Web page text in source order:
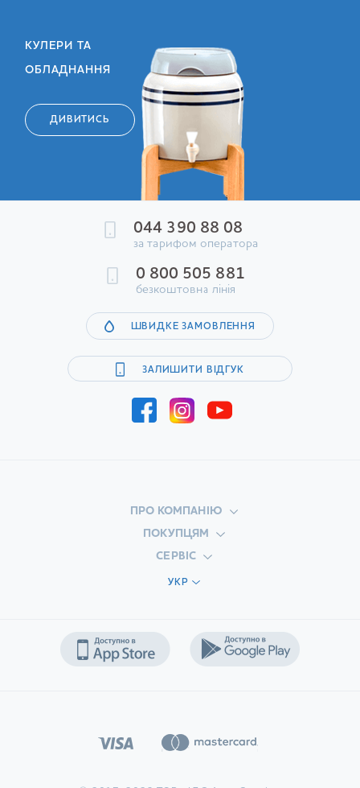
КУЛЕРИ ТА
ОБЛАДНАННЯ
ДИВИТИСЬ
044 390 88 08
за тарифом оператора
0 800 505 881
безкоштовна лінія
ШВИДКЕ ЗАМОВЛЕННЯ
ЗАЛИШИТИ ВІДГУК
ПРО КОМПАНІЮ
ПОКУПЦЯМ
СЕРВІС
УКР